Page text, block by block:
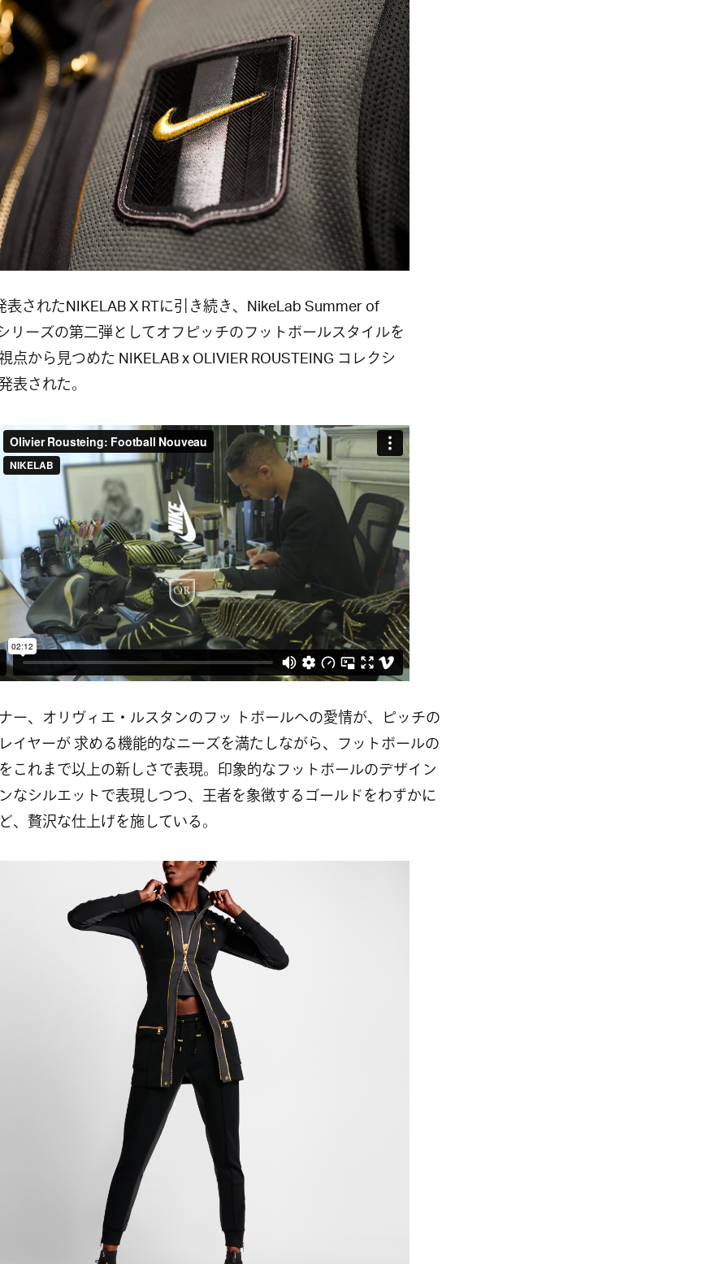
されたNIKELAB X RTに引き続き、NikeLab Summer of
リーズの第二弾としてオフピッチのフットボールスタイルを
点から見つめた NIKELAB x OLIVIER ROUSTEING コレクシ
表された。
ー、オリヴィエ・ルスタンのフッ トボールへの愛情が、ピッチの
イヤーが 求める機能的なニーズを満たしながら、フットボールの
これまで以上の新しさで表現。印象的なフットボールのデザイン
なシルエットで表現しつつ、王者を象徴するゴールドをわずかに
、贅沢な仕上げを施している。